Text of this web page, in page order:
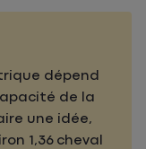
dépend
de la
une idée,
1,36 cheval